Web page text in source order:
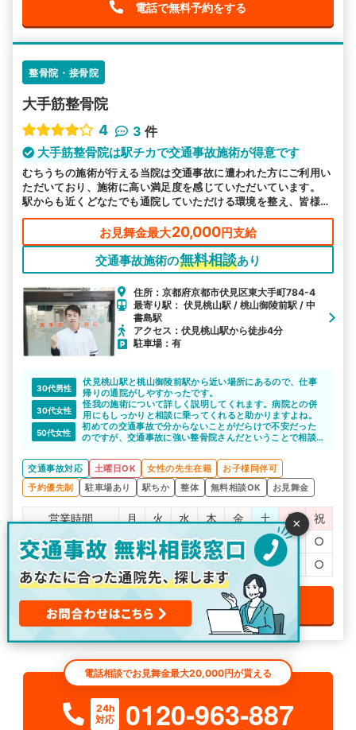
電話で無料予約をする
整骨院・接骨院
大手筋整骨院
4
3 件
大手筋整骨院は駅チカで交通事故施術が得意です
むちうちの施術が行える当院は交通事故に遭われた方にご利用い
ただいており、施術に高い満足度を感じていただいています。
駅からも近くどなたでも通院していただける環境を整え、皆様の
お越しをお待ちしております。
お見舞金最大20,000円支給
交通事故施術の無料相談あり
住所：京都府京都市伏見区東大手町784-4
最寄り駅： 伏見桃山駅 / 桃山御陵前駅 / 中
書島駅
アクセス：伏見桃山駅から徒歩4分
駐車場：有
30代男性
伏見桃山駅と桃山御陵前駅から近い場所にあるので、仕事
帰りの通院がしやすかったです。
30代女性
怪我の施術について詳しく説明してくれます。病院との併
用にもしっかりと相談に乗ってくれると助かりますよね。
50代女性
初めての交通事故で分からないことがだらけで不安だった
のですが、交通事故に強い整骨院さんだということで相談
診断書の取り方やその後の通院についてなど、分かりやす
い言葉で説明していただき不安が和らぎました。
交通事故対応 土曜日OK 女性の先生在籍
お子様同伴可
予約優先制
駐車場あり 駅ちか 整体 無料相談OK お見舞金
営業時間 月 火 水 木 金 土 日
祝
9:00〜12:00
○ ○ ○ ○ ○ ◎ ℡
○
15:30〜19:30
○ ○ ○ ○ ○ ℡ ○
電話で無料予約をする
電話相談でお見舞金最大20,000円が貰える
24h
対応
0120-963-887
×